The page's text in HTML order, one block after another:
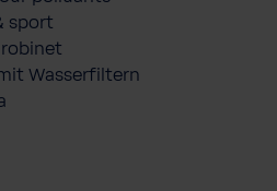
sport
Wasserfiltern